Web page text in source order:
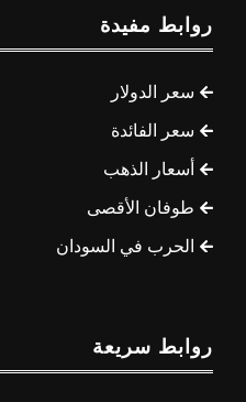
روابط مفيدة
سعر الدولار
سعر الفائدة
أسعار الذهب
طوفان الأقصى
الحرب في السودان
روابط سريعة